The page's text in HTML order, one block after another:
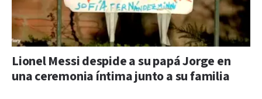
Lionel Messi despide a su papá Jorge en
una ceremonia íntima junto a su familia